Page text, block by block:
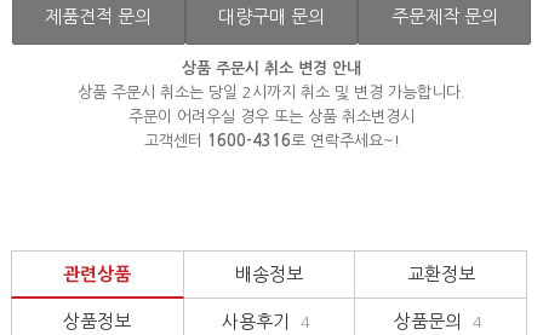
제품견적 문의 대량구매 문의 주문제작 문의
상품 주문시 취소 변경 안내
상품 주문시 취소는 당일 2시까지 취소 및 변경 가능합니다.
주문이 어려우실 경우 또는 상품 취소변경시
고객센터
1600-4316로 연락주세요~!
관련상품 배송정보 교환정보
상품정보 사용후기 4 상품문의 4